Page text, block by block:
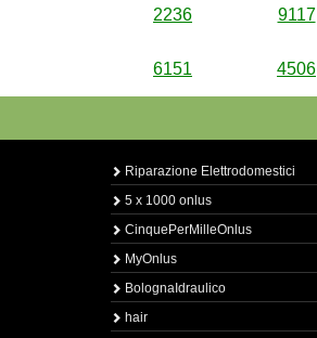
2236 9117
6151 4506
Riparazione Elettrodomestici
5 x 1000 onlus
CinquePerMilleOnlus
MyOnlus
BolognaIdraulico
hair